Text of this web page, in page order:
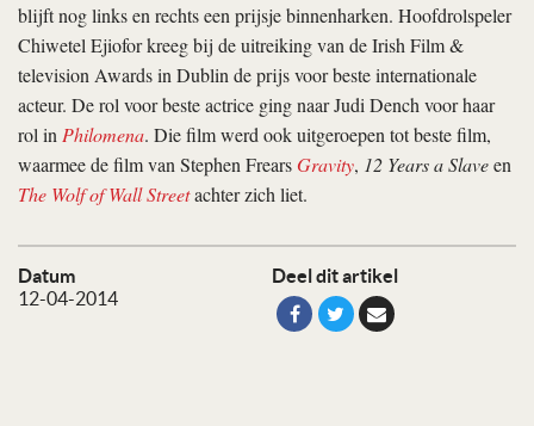
Datum
12-04-2014
Deel dit artikel
blijft nog links en rechts een prijsje binnenharken. Hoofdrolspeler
Chiwetel Ejiofor kreeg bij de uitreiking van de Irish Film &
television Awards in Dublin de prijs voor beste internationale
acteur. De rol voor beste actrice ging naar Judi Dench voor haar
rol inPhilomena. Die film werd ook uitgeroepen tot beste film,
waarmee de film van Stephen FrearsGravity, 12 Years a Slaveen
The Wolf of Wall Streetachter zich liet.